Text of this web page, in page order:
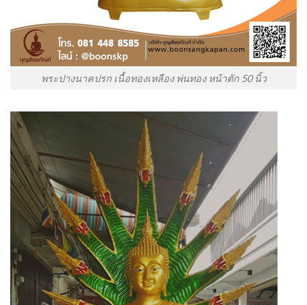
พระปางนาคปรก เนื้อทองเหลือง พ่นทอง หน้าตัก 50 นิ้ว